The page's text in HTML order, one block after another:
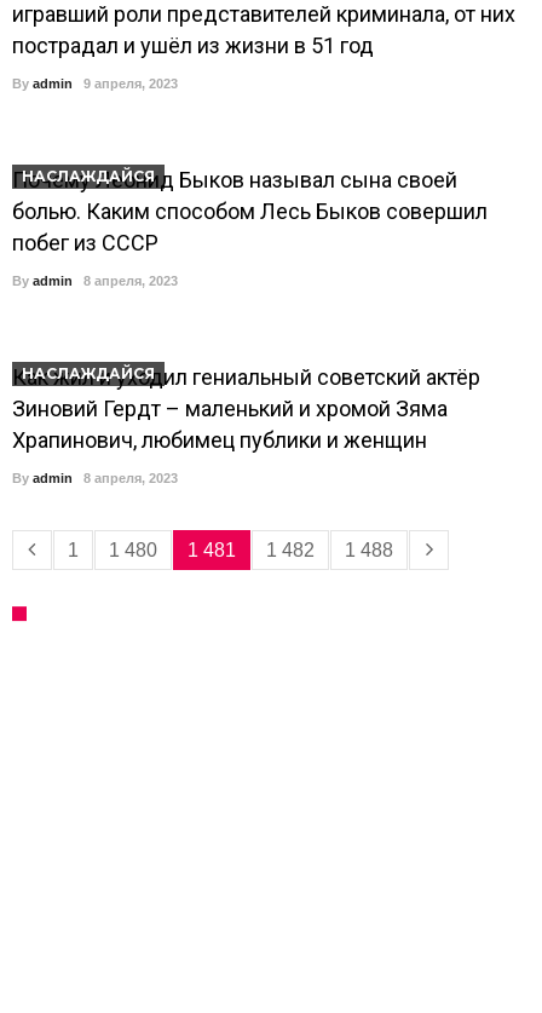
игравший роли представителей криминала, от них
пострадал и ушёл из жизни в 51 год
By admin 9 апреля, 2023
НАСЛАЖДАЙСЯ
Почему Леонид Быков называл сына своей
болью. Каким способом Лесь Быков совершил
побег из СССР
By admin 8 апреля, 2023
НАСЛАЖДАЙСЯ
Как жил и уходил гениальный советский актёр
Зиновий Гердт – маленький и хромой Зяма
Храпинович, любимец публики и женщин
By admin 8 апреля, 2023
1 1 480 1 481 1 482 1 488